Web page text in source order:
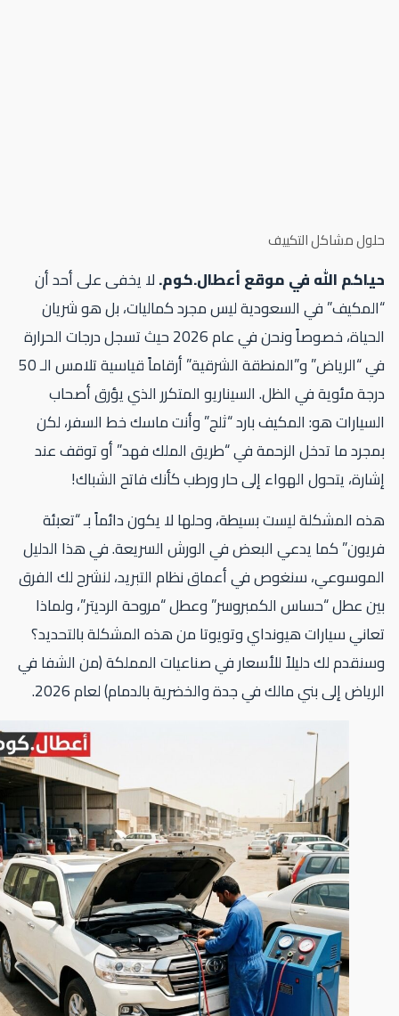
مشاكل التكييف
الله في موقع أعطال.كوم.لا يخفى على أحد أن
في السعودية ليس مجرد كماليات، بل هو شريان
الحياة، خصوصاً ونحن في عام 2026 حيث تسجل درجات الحرارة
في “الرياض” و”المنطقة الشرقية” أرقاماً قياسية تلامس الـ 50
مئوية في الظل. السيناريو المتكرر الذي يؤرق أصحاب
هو: المكيف بارد “ثلج” وأنت ماسك خط السفر، لكن
ما تدخل الزحمة في “طريق الملك فهد” أو توقف عند
يتحول الهواء إلى حار ورطب كأنك فاتح الشباك!
المشكلة ليست بسيطة، وحلها لا يكون دائماً بـ “تعبئة
كما يدعي البعض في الورش السريعة. في هذا الدليل
سنغوص في أعماق نظام التبريد، لنشرح لك الفرق
عطل “حساس الكمبروسر” وعطل “مروحة الرديتر”، ولماذا
سيارات هيونداي وتويوتا من هذه المشكلة بالتحديد؟
لك دليلاً للأسعار في صناعيات المملكة (من الشفا في
إلى بني مالك في جدة والخضرية بالدمام) لعام 2026.